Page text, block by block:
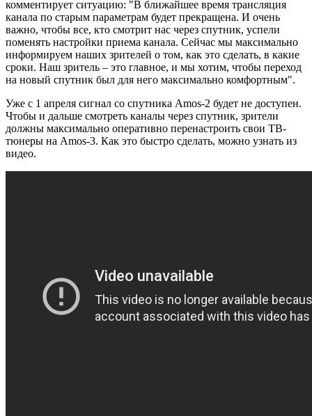
комментирует ситуацию: "В ближайшее время трансляция
канала по старым параметрам будет прекращена. И очень
важно, чтобы все, кто смотрит нас через спутник, успели
поменять настройки приема канала. Сейчас мы максимально
информируем наших зрителей о том, как это сделать, в какие
сроки. Наш зритель – это главное, и мы хотим, чтобы переход
на новый спутник был для него максимально комфортным".
Уже с 1 апреля сигнал со спутника Amos-2 будет не доступен.
Чтобы и дальше смотреть каналы через спутник, зрители
должны максимально оперативно перенастроить свои ТВ-
тюнеры на Amos-3. Как это быстро сделать, можно узнать из
видео.